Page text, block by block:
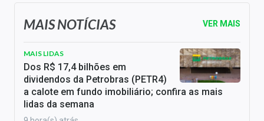
MAIS NOTÍCIAS VER MAIS
MAIS LIDAS
Dos R$ 17,4 bilhões em
dividendos da Petrobras (PETR4)
a calote em fundo imobiliário; confira as mais
lidas da semana